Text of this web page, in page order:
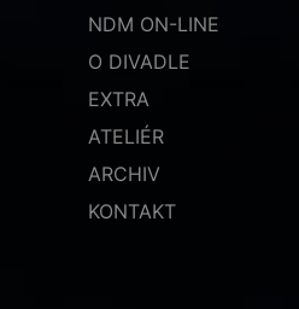
NDM ON-LINE
O DIVADLE
EXTRA
ATELIÉR
ARCHIV
KONTAKT